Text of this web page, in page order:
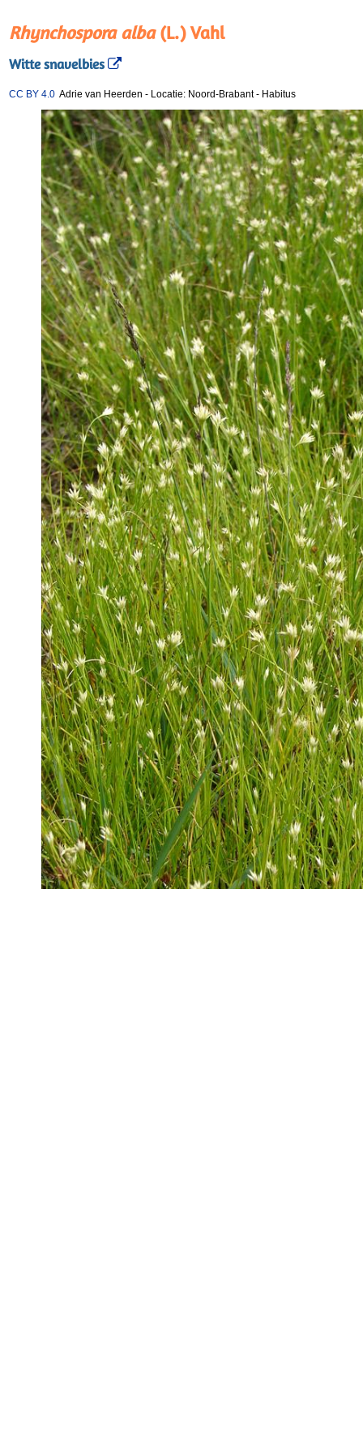
Rhynchospora alba(L.) Vahl
Witte snavelbies
CC BY 4.0 Adrie van Heerden - Locatie: Noord-Brabant- Habitus